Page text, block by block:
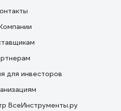
для инвесторов
ВсеИнструменты.ру